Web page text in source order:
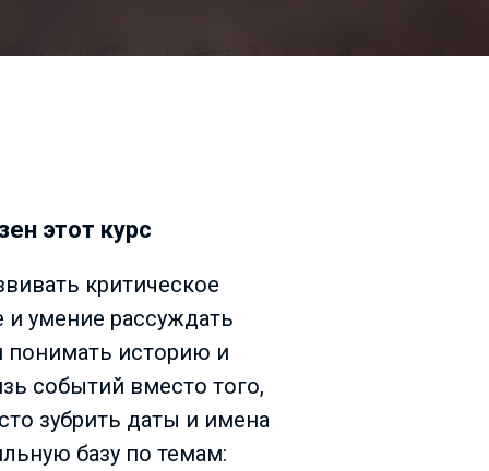
этот курс
критическое
умение рассуждать
понимать историю и
событий вместо того,
зубрить даты и имена
базу по темам: